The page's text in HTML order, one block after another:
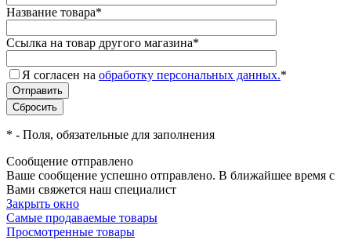
Название товара*
Ссылка на товар другого магазина*
Я согласен на обработку персональных данных.*
* - Поля, обязательные для заполнения
Сообщение отправлено
Ваше сообщение успешно отправлено. В ближайшее время с
Вами свяжется наш специалист
Закрыть окно
Самые продаваемые товары
Просмотренные товары